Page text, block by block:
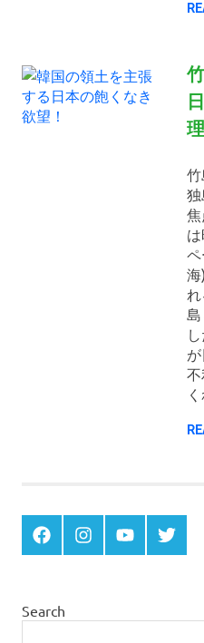
Menu
Item
Menu
Item
Menu
Item
Menu
Item
Search